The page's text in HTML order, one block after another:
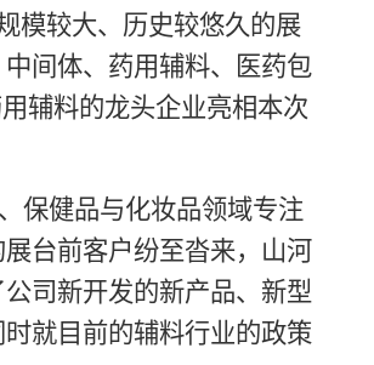
模较大、历史较悠久的展
间体、药用辅料、医药包
辅料的龙头企业亮相本次
保健品与化妆品领域专注
台前客户纷至沓来，山河
司新开发的新产品、新型
就目前的辅料行业的政策